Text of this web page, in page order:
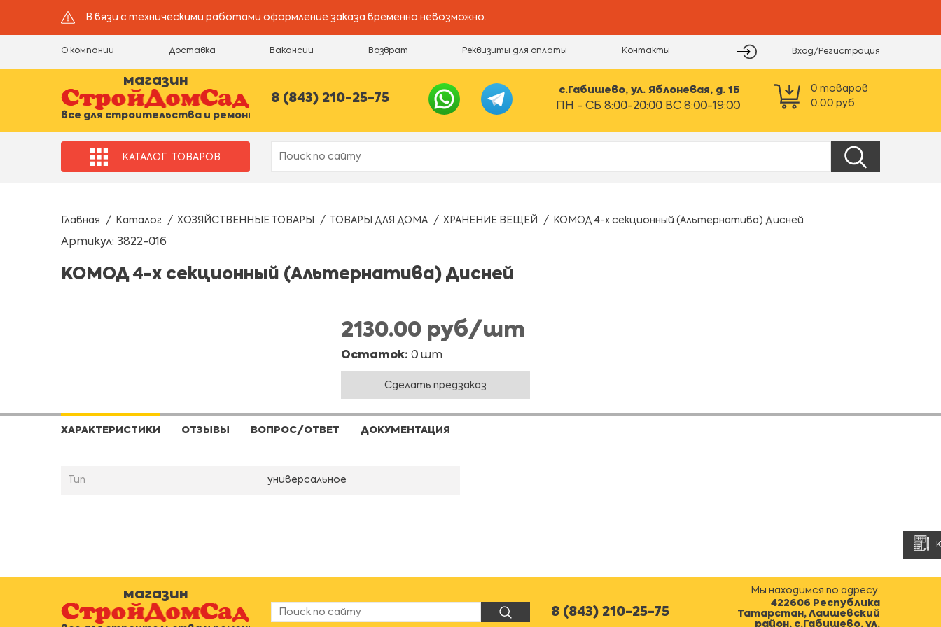
В вязи с техническими работами оформление заказа временно невозможно.
О компании Доставка Вакансии Возврат Реквизиты для оплаты Контакты Вход/Регистрация
магазин
все для строительства и ремонта
8 (843) 210-25-75
с.Габишево, ул. Яблоневая, д. 1Б
ПН - СБ 8:00-20:00 ВС 8:00-19:00
0 товаров
0.00 руб.
КАТАЛОГ ТОВАРОВ
Главная Каталог ХОЗЯЙСТВЕННЫЕ ТОВАРЫ ТОВАРЫ ДЛЯ ДОМА ХРАНЕНИЕ ВЕЩЕЙ КОМОД 4-х секционный (Альтернатива) Дисней
Артикул: 3822-016
КОМОД 4-х секционный (Альтернатива) Дисней
2130.00 руб/шт
Остаток: 0 шт
Сделать предзаказ
ХАРАКТЕРИСТИКИ ОТЗЫВЫ ВОПРОС/ОТВЕТ ДОКУМЕНТАЦИЯ
Тип универсальное
магазин
8 (843) 210-25-75
Мы находимся по адресу:
422606 Республика
Татарстан, Лаишевский
район, с.Габишево, ул.